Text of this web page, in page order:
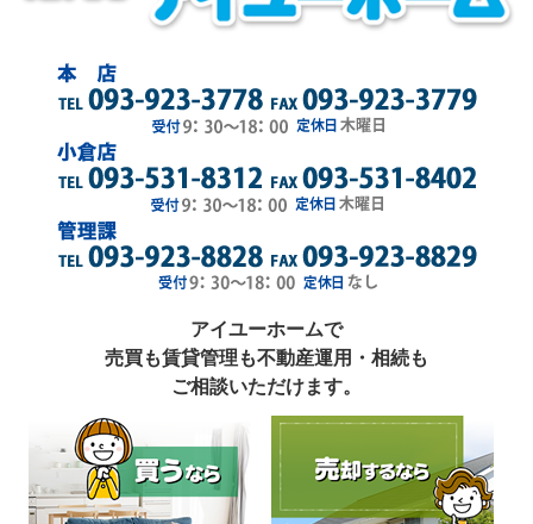
アイユーホームで
売買も賃貸管理も不動産運用・相続も
ご相談いただけます。